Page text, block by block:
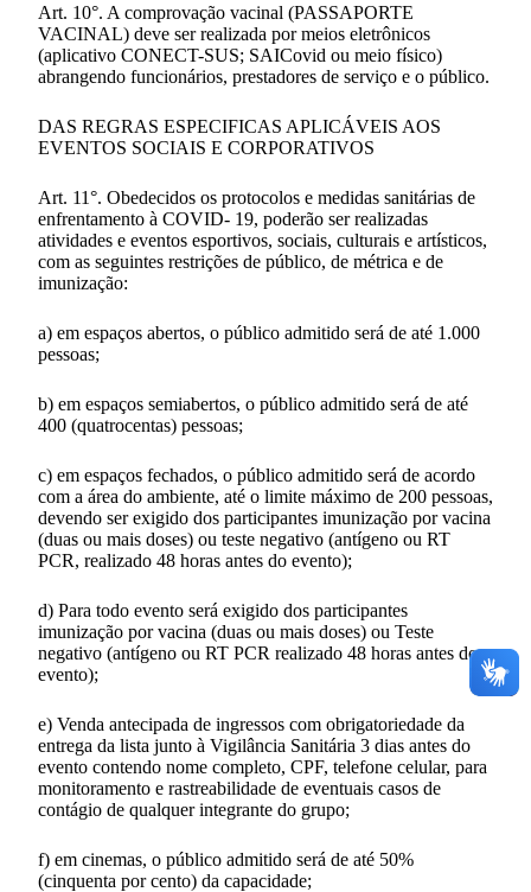
Art. 10°. A comprovação vacinal (PASSAPORTE
VACINAL) deve ser realizada por meios eletrônicos
(aplicativo CONECT-SUS; SAICovid ou meio físico)
abrangendo funcionários, prestadores de serviço e o público.
DAS REGRAS ESPECIFICAS APLICÁVEIS AOS
EVENTOS SOCIAIS E CORPORATIVOS
Art. 11°. Obedecidos os protocolos e medidas sanitárias de
enfrentamento à COVID- 19, poderão ser realizadas
atividades e eventos esportivos, sociais, culturais e artísticos,
com as seguintes restrições de público, de métrica e de
imunização:
a) em espaços abertos, o público admitido será de até 1.000
pessoas;
b) em espaços semiabertos, o público admitido será de até
400 (quatrocentas) pessoas;
c) em espaços fechados, o público admitido será de acordo
com a área do ambiente, até o limite máximo de 200 pessoas,
devendo ser exigido dos participantes imunização por vacina
(duas ou mais doses) ou teste negativo (antígeno ou RT
PCR, realizado 48 horas antes do evento);
d) Para todo evento será exigido dos participantes
imunização por vacina (duas ou mais doses) ou Teste
negativo (antígeno ou RT PCR realizado 48 horas antes do
evento);
e) Venda antecipada de ingressos com obrigatoriedade da
entrega da lista junto à Vigilância Sanitária 3 dias antes do
evento contendo nome completo, CPF, telefone celular, para
monitoramento e rastreabilidade de eventuais casos de
contágio de qualquer integrante do grupo;
f) em cinemas, o público admitido será de até 50%
(cinquenta por cento) da capacidade;